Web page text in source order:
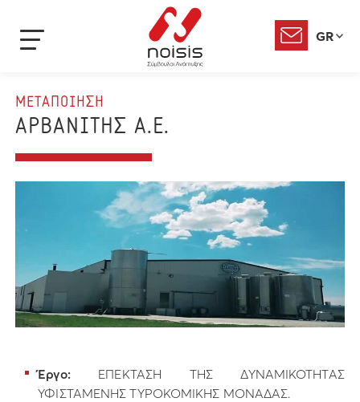
GR
ΜΕΤΑΠΟΙΗΣΗ
ΑΡΒΑΝΙΤΗΣ Α.Ε.
Έργο:ΕΠΕΚΤΑΣΗ ΤΗΣ ΔΥΝΑΜΙΚΟΤΗΤΑΣ
ΥΦΙΣΤΑΜΕΝΗΣ ΤΥΡΟΚΟΜΙΚΗΣ ΜΟΝΑΔΑΣ.